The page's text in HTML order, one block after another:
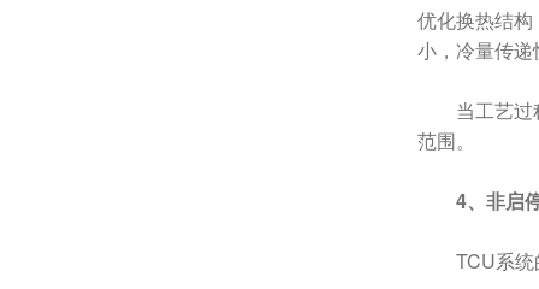
优化换热结
小，冷量传
当工艺
范围。
4、非启
TCU系